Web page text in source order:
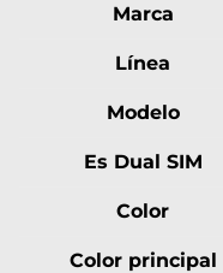
Marca
Línea
Modelo
Es Dual SIM
Color
Color principal